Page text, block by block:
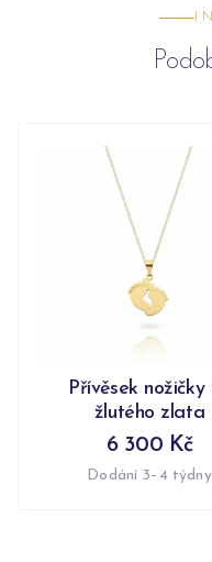
Přívěsek nožičky
žlutého zlata
6 300 Kč
Dodání 3–4 týdny